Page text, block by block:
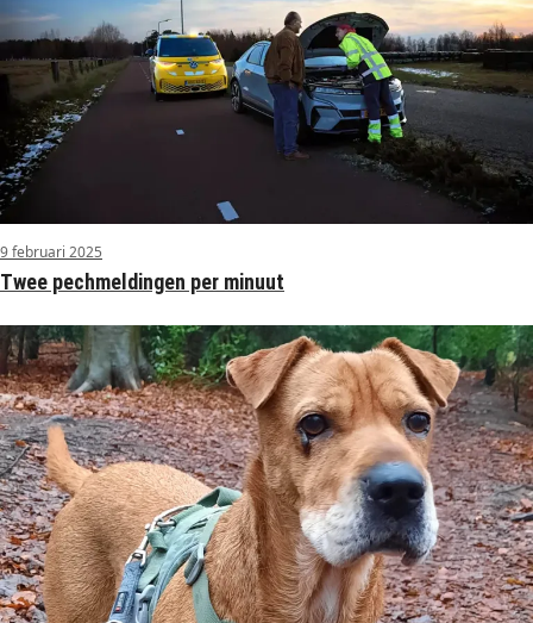
9 februari 2025
Twee pechmeldingen per minuut